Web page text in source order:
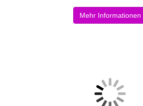
Mehr Informationen